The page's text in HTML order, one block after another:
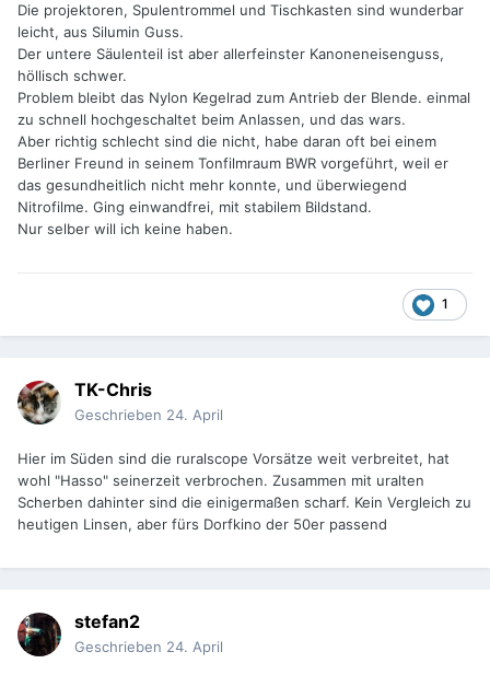
Die projektoren, Spulentrommel und Tischkasten sind wunderbar
leicht, aus Silumin Guss.
Der untere Säulenteil ist aber allerfeinster Kanoneneisenguss,
höllisch schwer.
Problem bleibt das Nylon Kegelrad zum Antrieb der Blende. einmal
zu schnell hochgeschaltet beim Anlassen, und das wars.
Aber richtig schlecht sind die nicht, habe daran oft bei einem
Berliner Freund in seinem Tonfilmraum BWR vorgeführt, weil er
das gesundheitlich nicht mehr konnte, und überwiegend
Nitrofilme. Ging einwandfrei, mit stabilem Bildstand.
Nur selber will ich keine haben.
1
TK-Chris
Geschrieben 24. April
Hier im Süden sind die ruralscope Vorsätze weit verbreitet, hat
wohl "Hasso" seinerzeit verbrochen. Zusammen mit uralten
Scherben dahinter sind die einigermaßen scharf. Kein Vergleich zu
heutigen Linsen, aber fürs Dorfkino der 50er passend
stefan2
Geschrieben 24. April